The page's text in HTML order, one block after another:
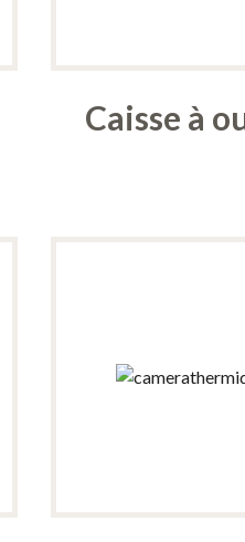
Caisse à